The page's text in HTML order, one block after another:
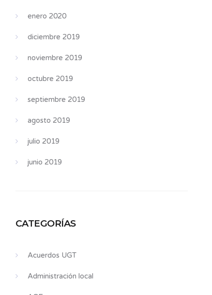
enero 2020
diciembre 2019
noviembre 2019
octubre 2019
septiembre 2019
agosto 2019
julio 2019
junio 2019
CATEGORÍAS
Acuerdos UGT
Administración local